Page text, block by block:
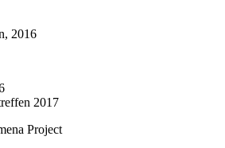
2016
2017
Project